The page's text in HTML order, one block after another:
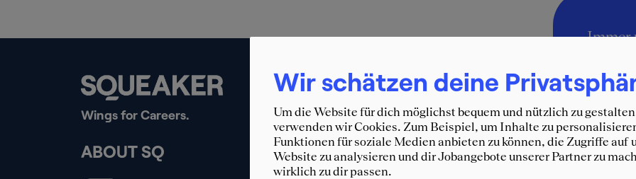
Wings for Careers.
Immer
Erhalte
und
ABOUT SQ
Wir schätzen deine
Um die Website für dich möglichst bequem und nützlich zu
verwenden wir Cookies. Zum Beispiel, um Inhalte zu
Funktionen für soziale Medien anbieten zu können, die Zugriffe auf
Website zu analysieren und dir Jobangebote unserer Partner zu
wirklich zu dir passen.